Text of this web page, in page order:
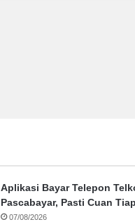
Aplikasi Bayar Telepon
Pascabayar, Pasti Cuan
07/08/2026